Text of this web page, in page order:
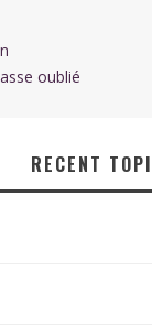
oublié
RECENT